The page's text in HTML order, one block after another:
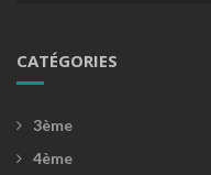
CATÉGORIES
3ème
4ème